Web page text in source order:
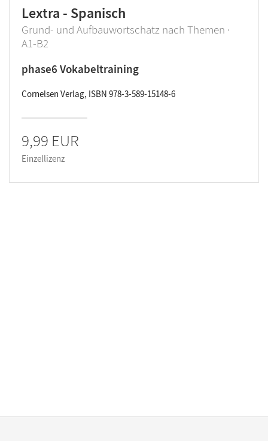
Produktart
Lextra - Spanisch
Grund- und Aufbauwortschatz nach Themen ·
A1-B2
phase6 Vokabeltraining
Cornelsen Verlag, ISBN 978-3-589-15148-6
9,99 EUR
Einzellizenz